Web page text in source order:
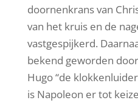
doornenkrans van
van het kruis en de
vastgespijkerd.
bekend geworden
Hugo “de
is Napoleon er tot